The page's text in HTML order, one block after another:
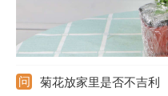
菊花放家里是否不吉利